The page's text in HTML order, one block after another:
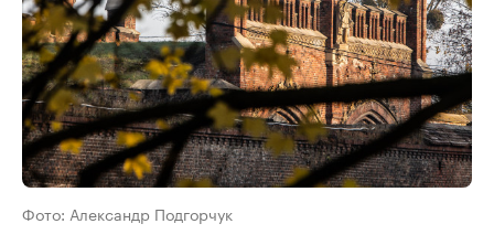
Фото: Александр Подгорчук